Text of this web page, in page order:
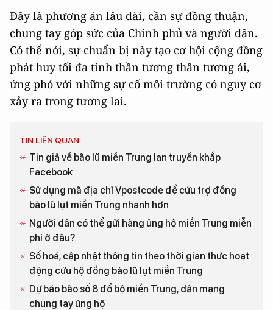
Đây là phương án lâu dài, cần sự đồng thuận,
chung tay góp sức của Chính phủ và người dân.
Có thể nói, sự chuẩn bị này tạo cơ hội cộng đồng
phát huy tối đa tinh thần tương thân tương ái,
ứng phó với những sự cố môi trường có nguy cơ
xảy ra trong tương lai.
TIN LIÊN QUAN
Tin giả về bão lũ miền Trung lan truyền khắp
Facebook
Sử dụng mã địa chỉ Vpostcode để cứu trợ đồng
bào lũ lụt miền Trung nhanh hơn
Người dân có thể gửi hàng ủng hộ miền Trung miễn
phí ở đâu?
Số hoá, cập nhật thông tin theo thời gian thực hoạt
động cứu hộ đồng bào lũ lụt miền Trung
Dự báo bão số 8 đổ bộ miền Trung, dân mạng
chung tay ủng hộ